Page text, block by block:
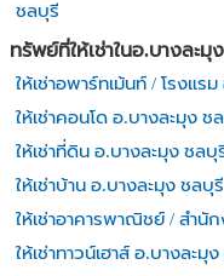
ชลบุรี
ทรัพย์ที่ให้เช่าในอ.บางละมุ
ให้เช่าอพาร์ทเม้นท์ / โรงแร
ให้เช่าคอนโด อ.บางละมุง ช
ให้เช่าที่ดิน อ.บางละมุง ชลบุ
ให้เช่าบ้าน อ.บางละมุง ชลบุรี
ให้เช่าอาคารพาณิชย์ / สำนั
ให้เช่าทาวน์เฮาส์ อ.บางละมุ